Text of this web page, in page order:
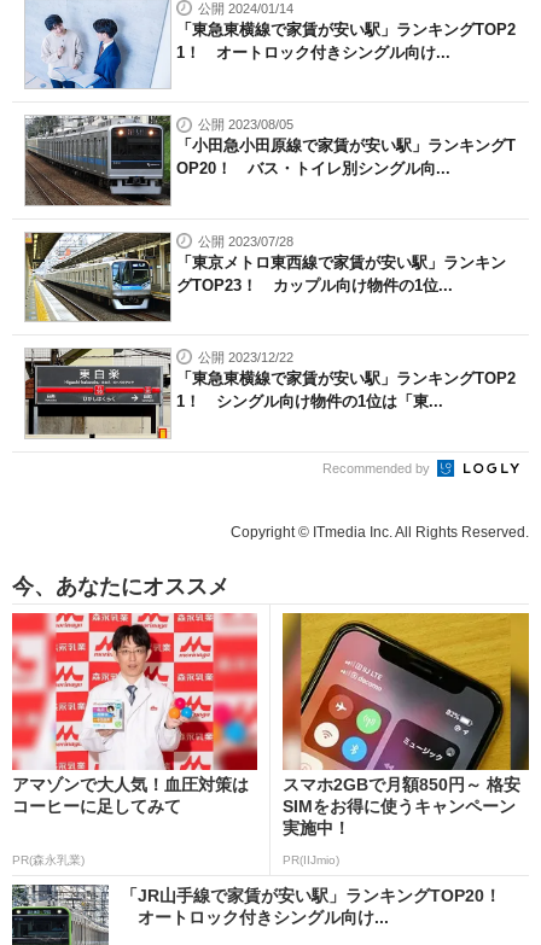
公開 2024/01/14
「東急東横線で家賃が安い駅」ランキングTOP2
1！ オートロック付きシングル向け...
公開 2023/08/05
「小田急小田原線で家賃が安い駅」ランキングT
OP20！ バス・トイレ別シングル向...
公開 2023/07/28
「東京メトロ東西線で家賃が安い駅」ランキン
グTOP23！ カップル向け物件の1位...
公開 2023/12/22
「東急東横線で家賃が安い駅」ランキングTOP2
1！ シングル向け物件の1位は「東...
Recommended by
Copyright © ITmedia Inc. All Rights Reserved.
今、あなたにオススメ
アマゾンで大人気！血圧対策は
コーヒーに足してみて
PR(森永乳業)
スマホ2GBで月額850円～ 格安
SIMをお得に使うキャンペーン
実施中！
PR(IIJmio)
「JR山手線で家賃が安い駅」ランキングTOP20！
オートロック付きシングル向け...